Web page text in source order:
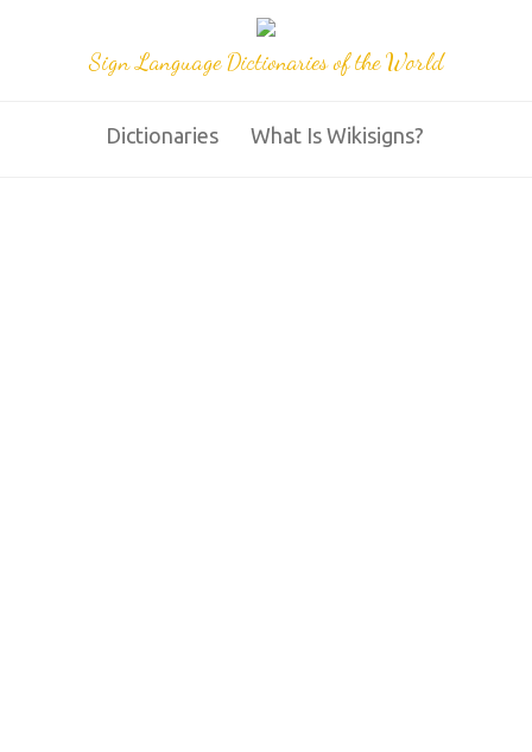
Sign Language Dictionaries of the World
Dictionaries What Is Wikisigns?